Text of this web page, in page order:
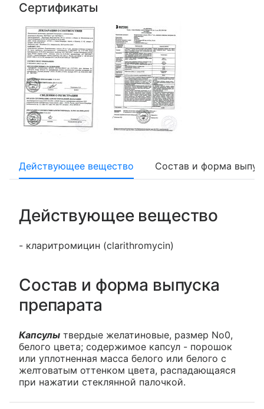
Сертификаты
Действующее вещество Состав и форма
Действующее вещество
- кларитромицин (clarithromycin)
Состав и форма выпуска
препарата
Капсулы твердые желатиновые, размер No0,
белого цвета; содержимое капсул - порошок
или уплотненная масса белого или белого с
желтоватым оттенком цвета, распадающаяся
при нажатии стеклянной палочкой.